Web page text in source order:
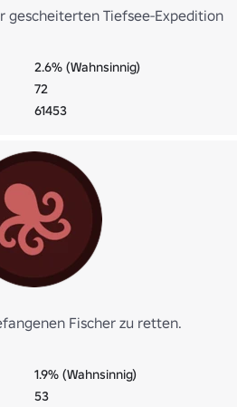
gescheiterten Tiefsee-Expedition
2.6% (Wahnsinnig)
72
61453
Fischer zu retten.
1.9% (Wahnsinnig)
53